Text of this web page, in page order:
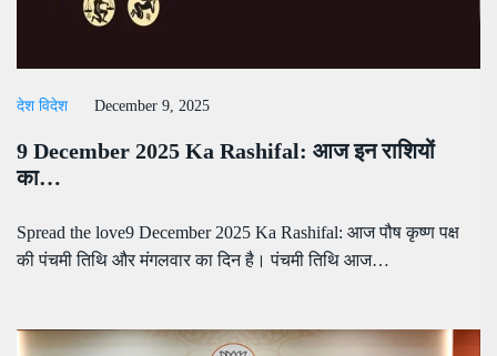
देश विदेश December 9, 2025
9 December 2025 Ka Rashifal: आज इन राशियों
का…
Spread the love9 December 2025 Ka Rashifal: आज पौष कृष्ण पक्ष
की पंचमी तिथि और मंगलवार का दिन है। पंचमी तिथि आज…